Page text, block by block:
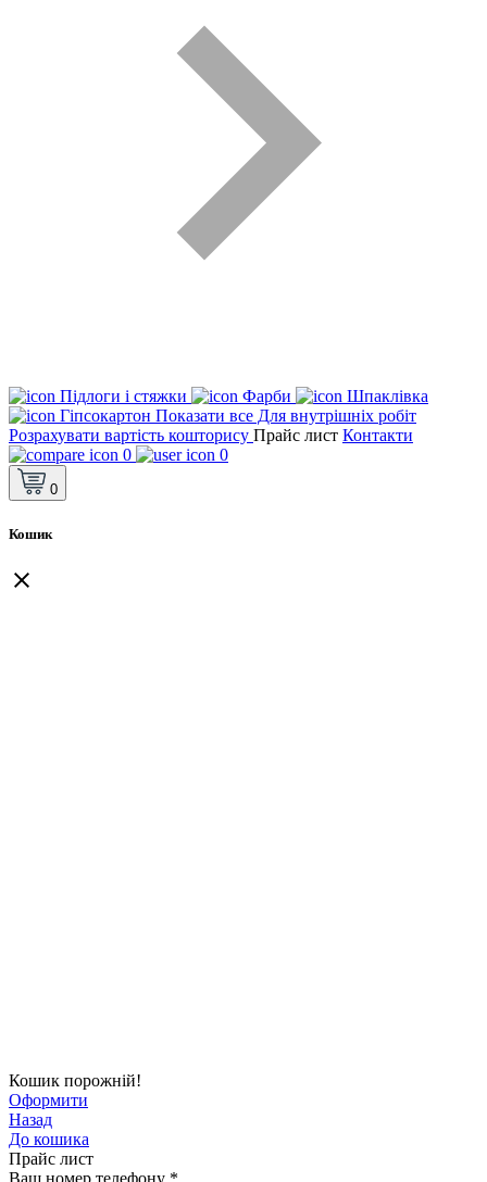
Підлоги і стяжки Фарби
Шпаклівка
Гіпсокартон Показати все Для внутрішніх робіт
Розрахувати вартість кошторису Прайс лист Контакти
0
0
0
Кошик
Кошик порожній!
Оформити
Назад
До кошика
Прайс лист
Ваш номер телефону *